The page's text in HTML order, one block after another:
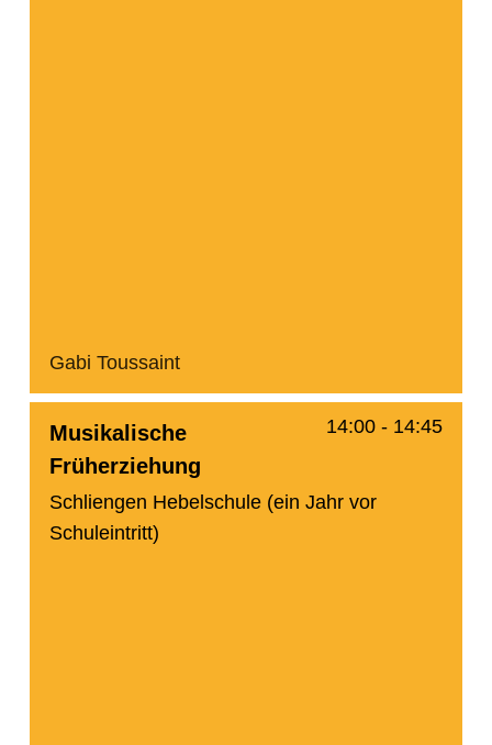
Gabi Toussaint
14:00 - 14:45
Musikalische
Früherziehung
Schliengen Hebelschule (ein Jahr vor
Schuleintritt)